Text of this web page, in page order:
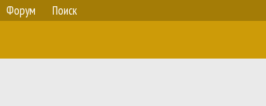
Форум Поиск